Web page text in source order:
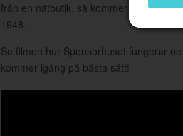
från en nätbutik, så kommer det att bli
1948.
Se filmen hur Sponsorhuset fungerar
kommer igång på bästa sätt!